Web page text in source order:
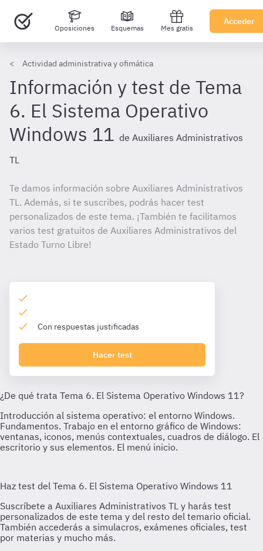
Oposiciones Esquemas Mes gratis
Acceder
Actividad administrativa y ofimática
Información y test de Tema
6. El Sistema Operativo
Windows 11 de Auxiliares Administrativos
TL
Te damos información sobre Auxiliares Administrativos
TL. Además, si te suscribes, podrás hacer test
personalizados de este tema. ¡También te facilitamos
varios test gratuitos de Auxiliares Administrativos del
Estado Turno Libre!
Con respuestas justificadas
Hacer test